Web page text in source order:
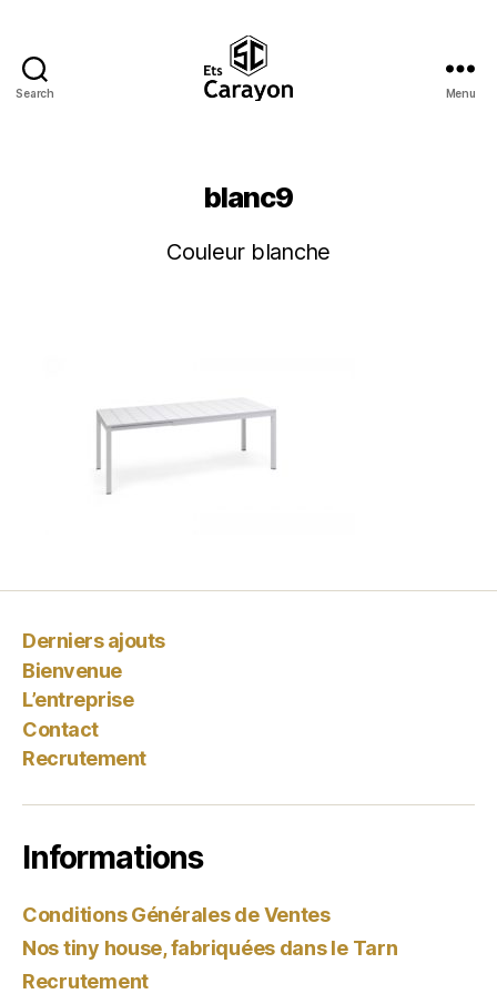
Search Menu
blanc9
Couleur blanche
Derniers ajouts
Bienvenue
L’entreprise
Contact
Recrutement
Informations
Conditions Générales de Ventes
Nos tiny house, fabriquées dans le Tarn
Recrutement